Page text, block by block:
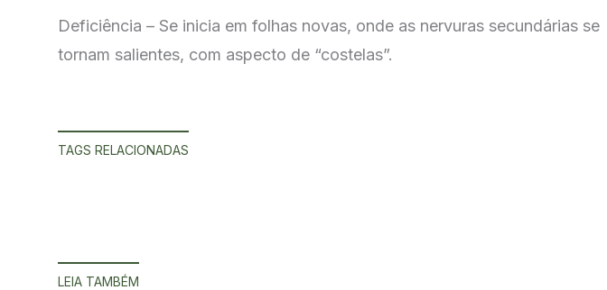
Deficiência – Se inicia em folhas novas, onde as nervuras secundárias se
tornam salientes, com aspecto de “costelas”.
TAGS RELACIONADAS
LEIA TAMBÉM